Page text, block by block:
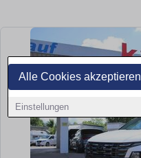
Alle Cookies akzeptieren
Einstellungen